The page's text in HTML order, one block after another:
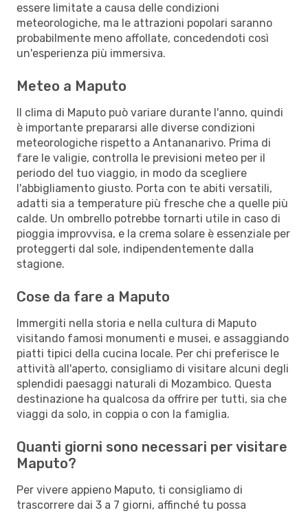
essere limitate a causa delle condizioni
meteorologiche, ma le attrazioni popolari saranno
probabilmente meno affollate, concedendoti così
un'esperienza più immersiva.
Meteo a Maputo
Il clima di Maputo può variare durante l'anno, quindi
è importante prepararsi alle diverse condizioni
meteorologiche rispetto a Antananarivo. Prima di
fare le valigie, controlla le previsioni meteo per il
periodo del tuo viaggio, in modo da scegliere
l'abbigliamento giusto. Porta con te abiti versatili,
adatti sia a temperature più fresche che a quelle più
calde. Un ombrello potrebbe tornarti utile in caso di
pioggia improvvisa, e la crema solare è essenziale per
proteggerti dal sole, indipendentemente dalla
stagione.
Cose da fare a Maputo
Immergiti nella storia e nella cultura di Maputo
visitando famosi monumenti e musei, e assaggiando
piatti tipici della cucina locale. Per chi preferisce le
attività all'aperto, consigliamo di visitare alcuni degli
splendidi paesaggi naturali di Mozambico. Questa
destinazione ha qualcosa da offrire per tutti, sia che
viaggi da solo, in coppia o con la famiglia.
Quanti giorni sono necessari per visitare
Maputo?
Per vivere appieno Maputo, ti consigliamo di
trascorrere dai 3 a 7 giorni, affinché tu possa